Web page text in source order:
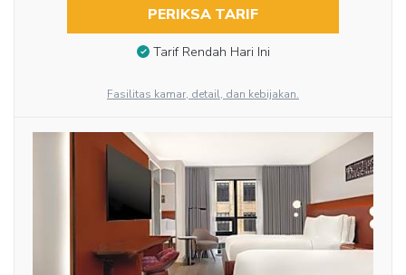
PERIKSA TARIF
Tarif Rendah Hari Ini
Fasilitas kamar, detail, dan kebijakan.